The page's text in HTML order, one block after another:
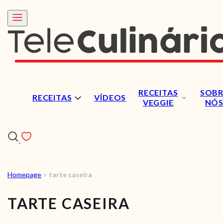
RECEITAS VÍDEOS
RECEITAS
VEGGIE
NÓS
VÍDEOS
Homepage > tarte caseira
TARTE CASEIRA